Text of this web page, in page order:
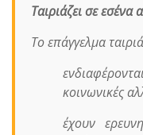
Ταιριάζει σε εσένα
Το επάγγελμα
κοινωνικές
έχουν